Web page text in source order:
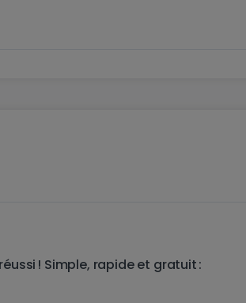
! Simple, rapide et gratuit :